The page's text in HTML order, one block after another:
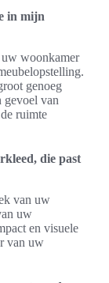
in mijn
woonkamer
genoeg
gevoel van
ruimte
die past
van uw
uw
en visuele
van uw